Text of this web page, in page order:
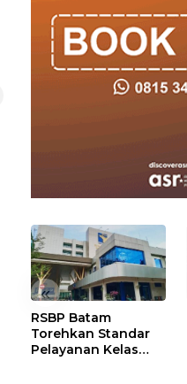
«
RSBP Batam
Torehkan Standar
Pelayanan Kelas